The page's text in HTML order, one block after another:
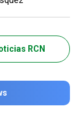
RCN